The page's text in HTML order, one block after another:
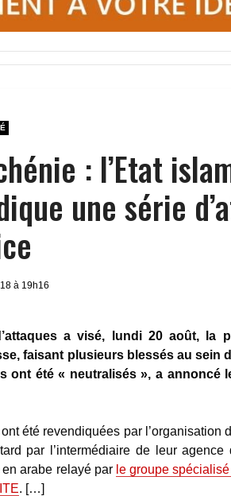
: l’Etat
une série
à 19h16
a visé, lundi 20 août, la
faisant plusieurs blessés au sein
ont été « neutralisés », a annoncé
ont été revendiquées par
par l’intermédiaire de leur
arabe relayé par le groupe
. […]